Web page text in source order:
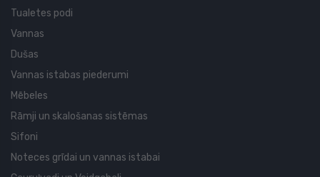
Tualetes podi
Vannas
Dušas
Vannas istabas piederumi
Mēbeles
Rāmji un skalošanas sistēmas
Sifoni
Noteces grīdai un vannas istabai